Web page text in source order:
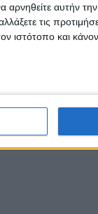
αυτήν
τις
ιστότοπο και
Google
της
Διανομή